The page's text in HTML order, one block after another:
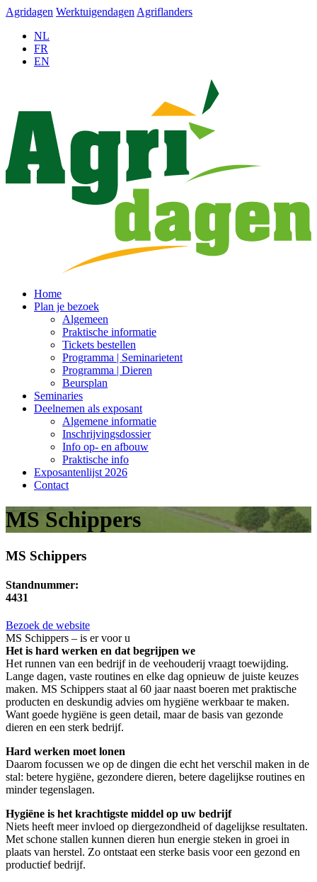
Agridagen Werktuigendagen Agriflanders
NL
FR
EN
Home
Plan je bezoek
Algemeen
Praktische informatie
Tickets bestellen
Programma | Seminarietent
Programma | Dieren
Beursplan
Seminaries
Deelnemen als exposant
Algemene informatie
Inschrijvingsdossier
Info op- en afbouw
Praktische info
Exposantenlijst 2026
Contact
MS Schippers
MS Schippers
Standnummer:
4431
Bezoek de website
MS Schippers – is er voor u
Het is hard werken en dat begrijpen we
Het runnen van een bedrijf in de veehouderij vraagt toewijding.
Lange dagen, vaste routines en elke dag opnieuw de juiste keuzes
maken. MS Schippers staat al 60 jaar naast boeren met praktische
producten en deskundig advies om hygiëne werkbaar te maken.
Want goede hygiëne is geen detail, maar de basis van gezonde
dieren en een sterk bedrijf.
Hard werken moet lonen
Daarom focussen we op de dingen die echt het verschil maken in de
stal: betere hygiëne, gezondere dieren, betere dagelijkse routines en
minder tegenslagen.
Hygiëne is het krachtigste middel op uw bedrijf
Niets heeft meer invloed op diergezondheid of dagelijkse resultaten.
Met schone stallen kunnen dieren hun energie steken in groei in
plaats van herstel. Zo ontstaat een sterke basis voor een gezond en
productief bedrijf.